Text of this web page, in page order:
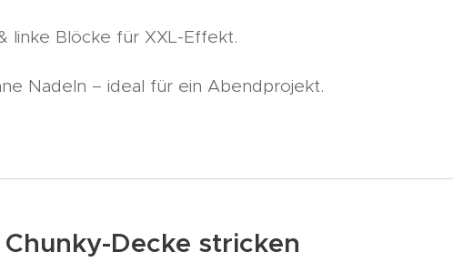
linke Blöcke für XXL-Effekt.
Nadeln – ideal für ein Abendprojekt.
Decke stricken